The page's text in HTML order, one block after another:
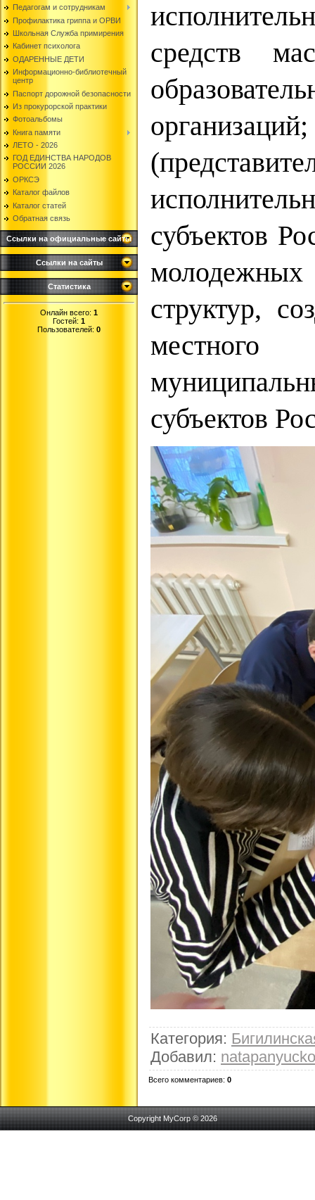
Педагогам и сотрудникам
Профилактика гриппа и ОРВИ
Школьная Служба примирения
Кабинет психолога
ОДАРЕННЫЕ ДЕТИ
Информационно-библиотечный
центр
Паспорт дорожной безопасности
Из прокурорской практики
Фотоальбомы
Книга памяти
ЛЕТО - 2026
ГОД ЕДИНСТВА НАРОДОВ
РОССИИ 2026
ОРКСЭ
Каталог файлов
Каталог статей
Обратная связь
Ссылки на официальные сайты
Ссылки на сайты
Статистика
Онлайн всего: 1
Гостей: 1
Пользователей: 0
средств
субъектов
структур,
местного
субъектов
Категория:
Добавил:
Всего комментариев: 0
Copyright MyCorp © 2026